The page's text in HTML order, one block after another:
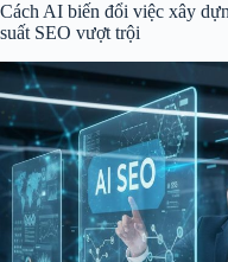
Cách AI biến đổi việc xây
suất SEO vượt trội